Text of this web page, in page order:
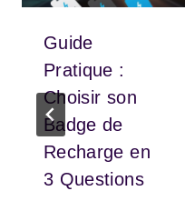
Guide
Pratique :
Choisir son
Badge de
Recharge en
3 Questions